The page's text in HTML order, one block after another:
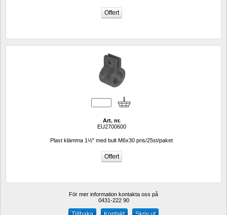
Art. nr.
EU2700600
Plast klämma 1½" med bult M6x30 pris/25st/paket
För mer information kontakta oss på
0431-222 90